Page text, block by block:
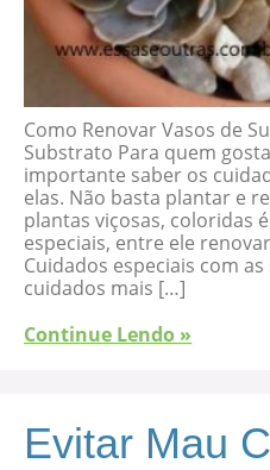
Como Renovar Vasos de
Substrato Para quem
importante saber os
elas. Não basta plantar e
plantas viçosas, coloridas
especiais, entre ele
Cuidados especiais com
cuidados mais […]
Continue Lendo »
Evitar Mau